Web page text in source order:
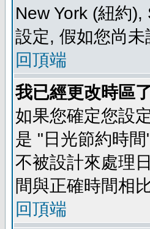
New York (紐約
設定, 假如您尚
回頂端
我已經更改時區
如果您確定您設
是 "日光節約時
不被設計來處理
間與正確時間相
回頂端